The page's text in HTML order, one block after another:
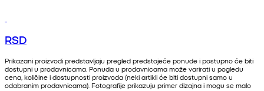
RSD
Prikazani proizvodi predstavljaju pregled predstojeće ponude i postupno će biti
dostupni u prodavnicama. Ponuda u prodavnicama može varirati u pogledu
cena, količine i dostupnosti proizvoda (neki artikli će biti dostupni samo u
odabranim prodavnicama). Fotografije prikazuju primer dizajna i mogu se malo